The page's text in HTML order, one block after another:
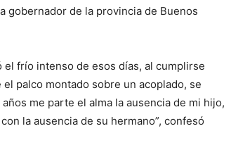
CR
gobernador de la provincia de Buenos
frío intenso de esos días, al cumplirse
palco montado sobre un acoplado, se
me parte el alma la ausencia de mi hijo,
la ausencia de su hermano”, confesó